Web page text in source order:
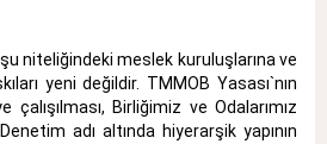
niteliğindeki meslek kuruluşlarına ve
yeni değildir. TMMOB Yasası`nın
Birliğimiz ve Odalarımız
adı altında hiyerarşik yapının